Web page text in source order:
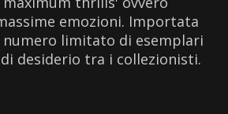
emozioni. Importata
numero limitato di esemplari
desiderio tra i collezionisti.